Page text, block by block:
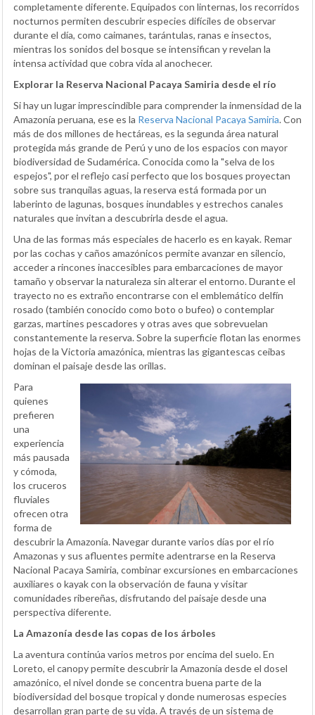
completamente diferente. Equipados con linternas, los recorridos
nocturnos permiten descubrir especies difíciles de observar
durante el día, como caimanes, tarántulas, ranas e insectos,
mientras los sonidos del bosque se intensifican y revelan la
intensa actividad que cobra vida al anochecer.
Explorar la Reserva Nacional Pacaya Samiria desde el río
Si hay un lugar imprescindible para comprender la inmensidad de la
Amazonía peruana, ese es la Reserva Nacional Pacaya Samiria. Con
más de dos millones de hectáreas, es la segunda área natural
protegida más grande de Perú y uno de los espacios con mayor
biodiversidad de Sudamérica. Conocida como la "selva de los
espejos", por el reflejo casi perfecto que los bosques proyectan
sobre sus tranquilas aguas, la reserva está formada por un
laberinto de lagunas, bosques inundables y estrechos canales
naturales que invitan a descubrirla desde el agua.
Una de las formas más especiales de hacerlo es en kayak. Remar
por las cochas y caños amazónicos permite avanzar en silencio,
acceder a rincones inaccesibles para embarcaciones de mayor
tamaño y observar la naturaleza sin alterar el entorno. Durante el
trayecto no es extraño encontrarse con el emblemático delfín
rosado (también conocido como boto o bufeo) o contemplar
garzas, martines pescadores y otras aves que sobrevuelan
constantemente la reserva. Sobre la superficie flotan las enormes
hojas de la Victoria amazónica, mientras las gigantescas ceibas
dominan el paisaje desde las orillas.
Para
quienes
prefieren
una
experiencia
más pausada
y cómoda,
los cruceros
fluviales
ofrecen otra
forma de
descubrir la Amazonía. Navegar durante varios días por el río
Amazonas y sus afluentes permite adentrarse en la Reserva
Nacional Pacaya Samiria, combinar excursiones en embarcaciones
auxiliares o kayak con la observación de fauna y visitar
comunidades ribereñas, disfrutando del paisaje desde una
perspectiva diferente.
La Amazonía desde las copas de los árboles
La aventura continúa varios metros por encima del suelo. En
Loreto, el canopy permite descubrir la Amazonía desde el dosel
amazónico, el nivel donde se concentra buena parte de la
biodiversidad del bosque tropical y donde numerosas especies
desarrollan gran parte de su vida. A través de un sistema de